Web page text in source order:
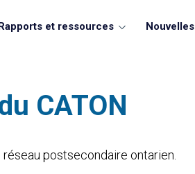
et ressources Nouvelles
CATON
réseau postsecondaire ontarien.